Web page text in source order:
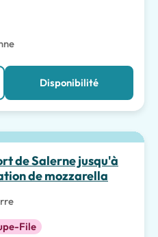
Disponibilité
de Salerne jusqu'à
de mozzarella
File